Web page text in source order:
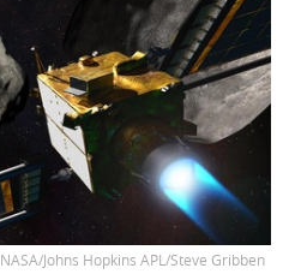
NASA/Johns Hopkins APL/Steve Gribben